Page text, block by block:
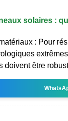
solaires :
: Pour
doivent être